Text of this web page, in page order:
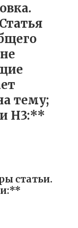
тему;
H3:**
статьи.